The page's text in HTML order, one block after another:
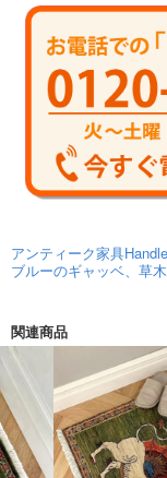
アンティーク家具Handle
ブルーのギャッベ、草
関連商品